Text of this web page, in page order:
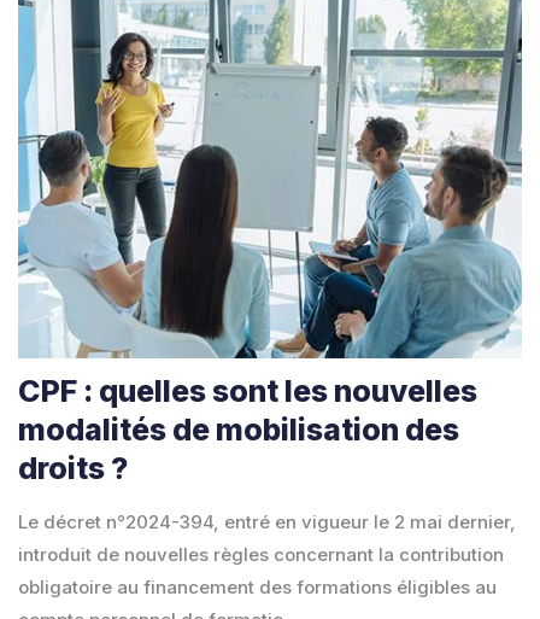
CPF : quelles sont les nouvelles
modalités de mobilisation des
droits ?
Le décret n°2024-394, entré en vigueur le 2 mai dernier,
introduit de nouvelles règles concernant la contribution
obligatoire au financement des formations éligibles au